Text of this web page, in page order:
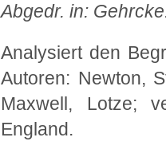
Abgedr. in:
Analysiert den
Autoren: Newton,
Maxwell, Lotze;
England.